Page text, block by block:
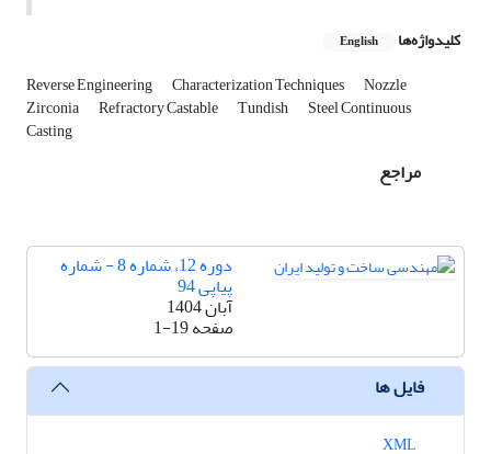
کلیدواژه‌ها English
Reverse Engineering Characterization Techniques Nozzle
Zirconia Refractory Castable Tundish Steel Continuous
Casting
مراجع
دوره 12، شماره 8 - شماره
پیاپی 94
آبان 1404
صفحه1-19
فایل ها